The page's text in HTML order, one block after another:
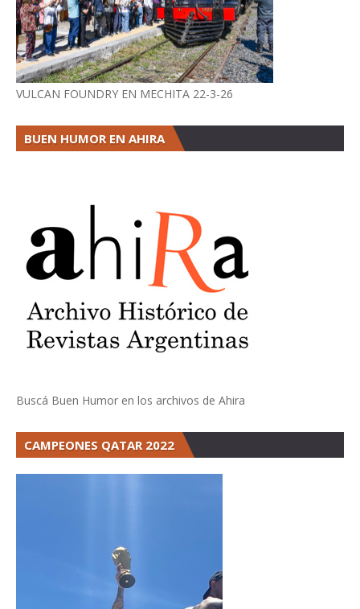
VULCAN FOUNDRY EN MECHITA 22-3-26
BUEN HUMOR EN AHIRA
Buscá Buen Humor en los archivos de Ahira
CAMPEONES QATAR 2022